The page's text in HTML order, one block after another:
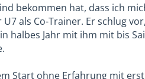
bekommen hat, dass ich
als Co-Trainer. Er schlug
halbes Jahr mit ihm mit bis
Start ohne Erfahrung mit